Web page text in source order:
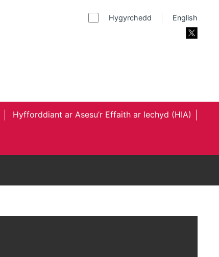
Hygyrchedd English
Hyfforddiant ar Asesu’r Effaith ar Iechyd (HIA)